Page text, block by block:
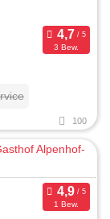
3 Bew.
100
1 Bew.